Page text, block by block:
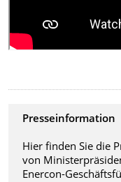
Presseinformation
Hier finden Sie die
von
Enercon-